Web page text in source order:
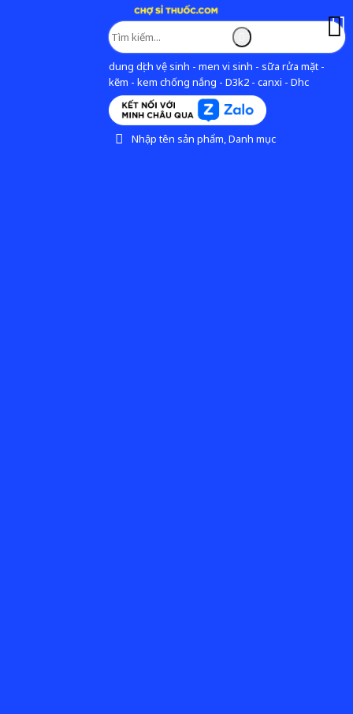
dung dịch vệ sinh - men vi sinh - sữa rửa mặt -
kẽm - kem chống nắng - D3k2 - canxi - Dhc
Nhập tên sản phẩm, Danh mục